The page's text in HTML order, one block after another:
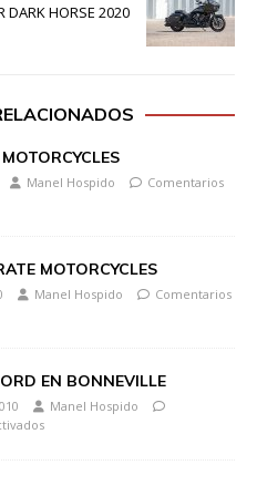
DARK HORSE 2020
Manel Hospido
Comentarios
MOTORCYCLES
Manel Hospido
Comentarios
EN BONNEVILLE
Manel Hospido